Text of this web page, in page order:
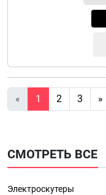
« 1 2 3 »
СМОТРЕТЬ ВСЕ
Электроскутеры